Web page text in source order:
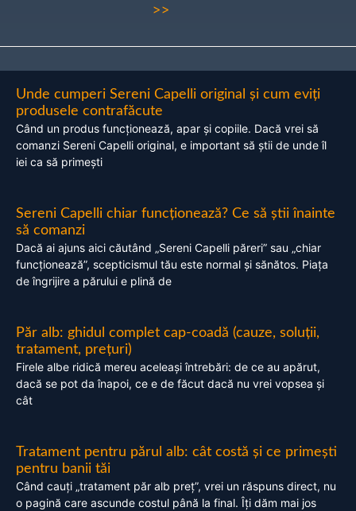
>>
Unde cumperi Sereni Capelli original și cum eviți
produsele contrafăcute
Când un produs funcționează, apar și copiile. Dacă vrei să
comanzi Sereni Capelli original, e important să știi de unde îl
iei ca să primești
Sereni Capelli chiar funcționează? Ce să știi înainte
să comanzi
Dacă ai ajuns aici căutând „Sereni Capelli păreri” sau „chiar
funcționează”, scepticismul tău este normal și sănătos. Piața
de îngrijire a părului e plină de
Păr alb: ghidul complet cap-coadă (cauze, soluții,
tratament, prețuri)
Firele albe ridică mereu aceleași întrebări: de ce au apărut,
dacă se pot da înapoi, ce e de făcut dacă nu vrei vopsea și
cât
Tratament pentru părul alb: cât costă și ce primești
pentru banii tăi
Când cauți „tratament păr alb preț”, vrei un răspuns direct, nu
o pagină care ascunde costul până la final. Îți dăm mai jos